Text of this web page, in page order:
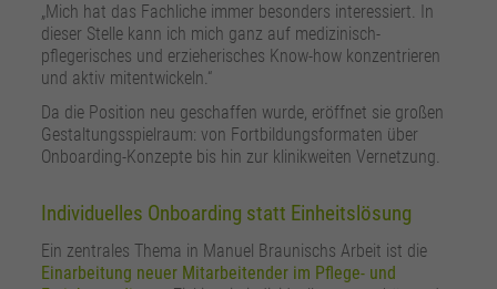
„Mich hat das Fachliche immer besonders interessiert. In
dieser Stelle kann ich mich ganz auf medizinisch-
pflegerisches und erzieherisches Know-how konzentrieren
und aktiv mitentwickeln.“
Da die Position neu geschaffen wurde, eröffnet sie großen
Gestaltungsspielraum: von Fortbildungsformaten über
Onboarding-Konzepte bis hin zur klinikweiten Vernetzung.
Individuelles Onboarding statt Einheitslösung
Ein zentrales Thema in Manuel Braunischs Arbeit ist die
Einarbeitung neuer Mitarbeitender im Pflege- und